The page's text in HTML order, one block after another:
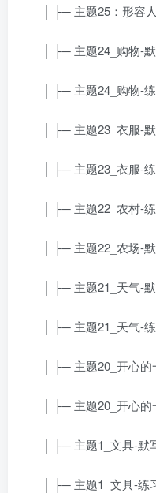
│ ├─ 主题25：形容
│ ├─ 主题24_购物-
│ ├─ 主题24_购物-
│ ├─ 主题23_衣服-
│ ├─ 主题23_衣服-
│ ├─ 主题22_农村-
│ ├─ 主题22_农场-
│ ├─ 主题21_天气-
│ ├─ 主题21_天气-
│ ├─ 主题20_开心
│ ├─ 主题20_开心
│ ├─ 主题1_文具-默
│ ├─ 主题1_文具-练